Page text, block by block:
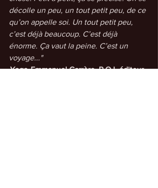
décolle un peu, un tout petit peu, de ce
qu’on appelle soi. Un tout petit peu,
c’est déjà beaucoup. C’est déjà
énorme. Ça vaut la peine. C’est un
voyage..."
Yoga, Emmanuel Carrère, P.O.L éditeur,